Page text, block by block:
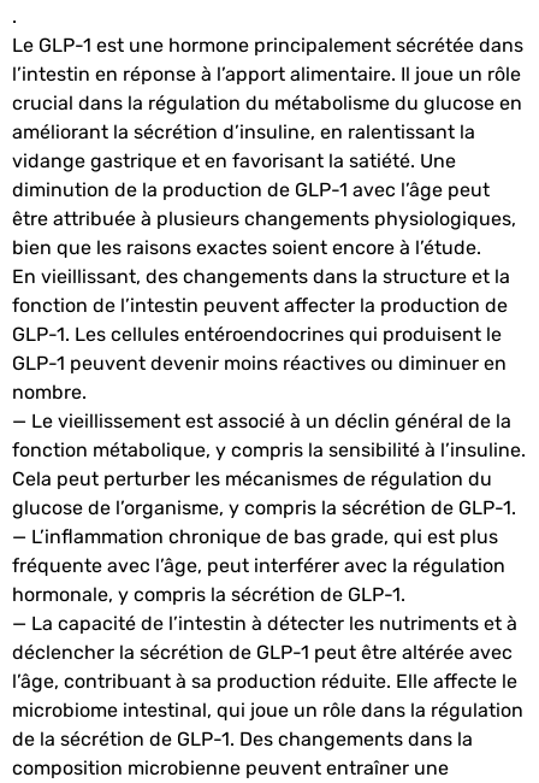
.
Le GLP-1 est une hormone principalement sécrétée dans
l’intestin en réponse à l’apport alimentaire. Il joue un rôle
crucial dans la régulation du métabolisme du glucose en
améliorant la sécrétion d’insuline, en ralentissant la
vidange gastrique et en favorisant la satiété. Une
diminution de la production de GLP-1 avec l’âge peut
être attribuée à plusieurs changements physiologiques,
bien que les raisons exactes soient encore à l’étude.
En vieillissant, des changements dans la structure et la
fonction de l’intestin peuvent affecter la production de
GLP-1. Les cellules entéroendocrines qui produisent le
GLP-1 peuvent devenir moins réactives ou diminuer en
nombre.
— Le vieillissement est associé à un déclin général de la
fonction métabolique, y compris la sensibilité à l’insuline.
Cela peut perturber les mécanismes de régulation du
glucose de l’organisme, y compris la sécrétion de GLP-1.
— L’inflammation chronique de bas grade, qui est plus
fréquente avec l’âge, peut interférer avec la régulation
hormonale, y compris la sécrétion de GLP-1.
— La capacité de l’intestin à détecter les nutriments et à
déclencher la sécrétion de GLP-1 peut être altérée avec
l’âge, contribuant à sa production réduite. Elle affecte le
microbiome intestinal, qui joue un rôle dans la régulation
de la sécrétion de GLP-1. Des changements dans la
composition microbienne peuvent entraîner une